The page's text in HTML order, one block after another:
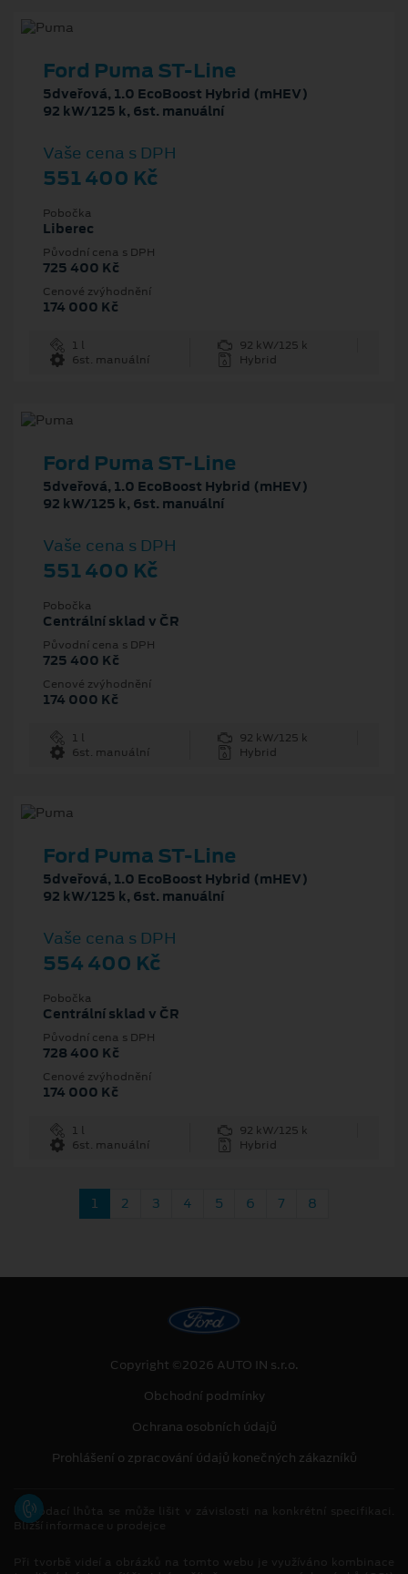
Ford Puma ST-Line
5dveřová, 1.0 EcoBoost Hybrid (mHEV)
92 kW/125 k, 6st. manuální
Vaše cena s DPH
551 400 Kč
Pobočka
Liberec
Původní cena s DPH
725 400 Kč
Cenové zvýhodnění
174 000 Kč
1 l
92 kW/125 k
6st. manuální
Hybrid
Ford Puma ST-Line
5dveřová, 1.0 EcoBoost Hybrid (mHEV)
92 kW/125 k, 6st. manuální
Vaše cena s DPH
551 400 Kč
Pobočka
Centrální sklad v ČR
Původní cena s DPH
725 400 Kč
Cenové zvýhodnění
174 000 Kč
1 l
92 kW/125 k
6st. manuální
Hybrid
Ford Puma ST-Line
5dveřová, 1.0 EcoBoost Hybrid (mHEV)
92 kW/125 k, 6st. manuální
Vaše cena s DPH
554 400 Kč
Pobočka
Centrální sklad v ČR
Původní cena s DPH
728 400 Kč
Cenové zvýhodnění
174 000 Kč
1 l
92 kW/125 k
6st. manuální
Hybrid
1 2 3 4 5 6 7 8
Copyright ©2026 AUTO IN s.r.o.
Obchodní podmínky
Ochrana osobních údajů
Prohlášení o zpracování údajů konečných zákazníků
[1] Dodací lhůta se může lišit v závislosti na konkrétní specifikaci.
Bližší informace u prodejce